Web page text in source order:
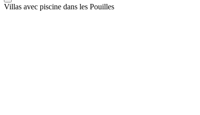
Villas avec piscine dans les Pouilles